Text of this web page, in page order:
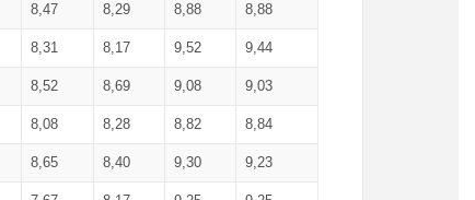
8,47 8,29 8,88 8,88
8,31 8,17 9,52 9,44
8,52 8,69 9,08 9,03
8,08 8,28 8,82 8,84
8,65 8,40 9,30 9,23